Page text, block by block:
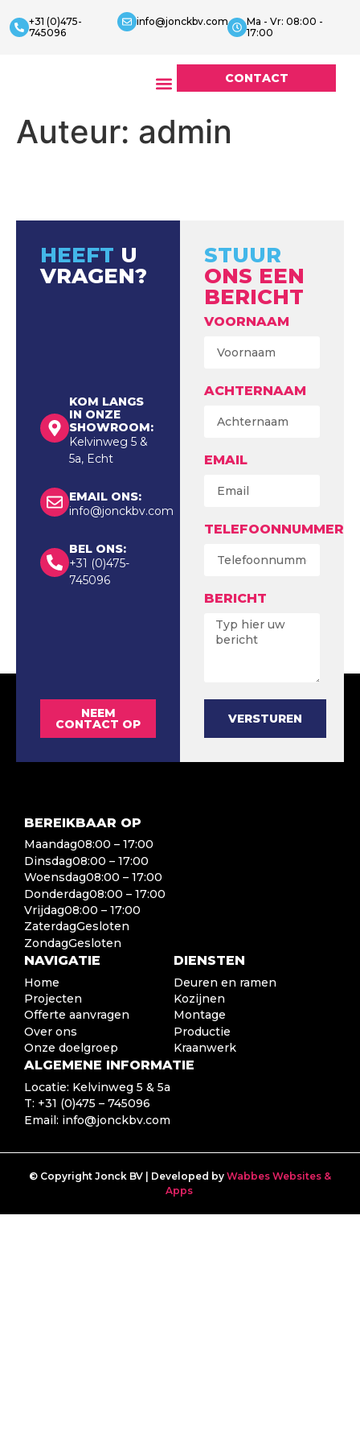
+31 (0)475-
745096
info@jonckbv.com
Ma - Vr: 08:00 -
17:00
CONTACT
Auteur: admin
HEEFT U
VRAGEN?
KOM LANGS
IN ONZE
SHOWROOM:
Kelvinweg 5 &
5a, Echt
EMAIL ONS:
info@jonckbv.com
BEL ONS:
+31 (0)475-
745096
NEEM
CONTACT OP
STUUR
ONS EEN
BERICHT
VOORNAAM
ACHTERNAAM
EMAIL
TELEFOONNUMMER
BERICHT
VERSTUREN
BEREIKBAAR OP
Maandag08:00 – 17:00
Dinsdag08:00 – 17:00
Woensdag08:00 – 17:00
Donderdag08:00 – 17:00
Vrijdag08:00 – 17:00
ZaterdagGesloten
ZondagGesloten
NAVIGATIE
Home
Projecten
Offerte aanvragen
Over ons
Onze doelgroep
DIENSTEN
Deuren en ramen
Kozijnen
Montage
Productie
Kraanwerk
ALGEMENE INFORMATIE
Locatie: Kelvinweg 5 & 5a
T: +31 (0)475 – 745096
Email: info@jonckbv.com
© Copyright Jonck BV | Developed by Wabbes Websites &
Apps